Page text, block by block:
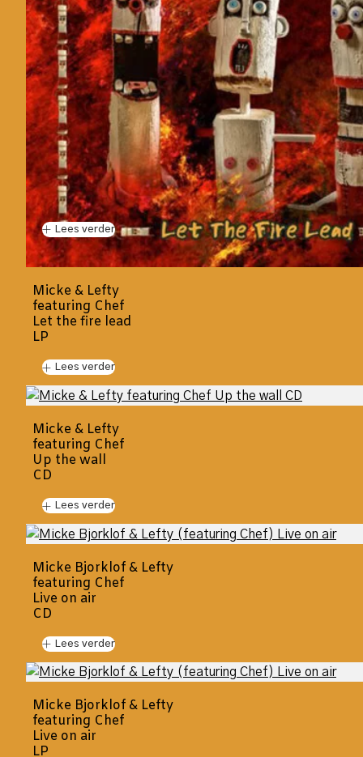
Lees verder
Micke & Lefty
featuring Chef
Let the fire lead
LP
Lees verder
Micke & Lefty
featuring Chef
Up the wall
CD
Lees verder
Micke Bjorklof & Lefty
featuring Chef
Live on air
CD
Lees verder
Micke Bjorklof & Lefty
featuring Chef
Live on air
LP